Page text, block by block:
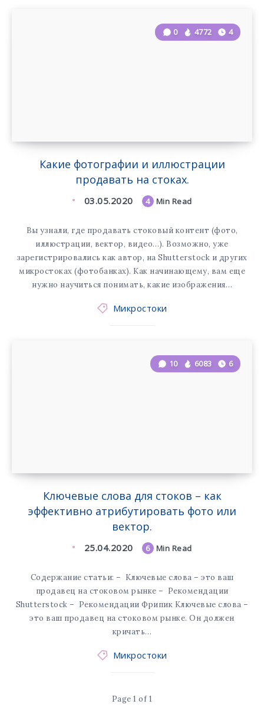
Какие фотографии и иллюстрации
продавать на стоках.
0 4772 4
03.05.2020 4 Min Read
Вы узнали, где продавать стоковый контент (фото,
иллюстрации, вектор, видео…). Возможно, уже
зарегистрировались как автор, на Shutterstock и других
микростоках (фотобанках). Как начинающему, вам еще
нужно научиться понимать, какие изображения…
Микростоки
Ключевые слова для стоков – как
эффективно атрибутировать фото или
вектор.
10 6083 6
25.04.2020 6 Min Read
Содержание статьи: – Ключевые слова – это ваш
продавец на стоковом рынке – Рекомендации
Shutterstock – Рекомендации Фрипик Ключевые слова –
это ваш продавец на стоковом рынке. Он должен
кричать…
Микростоки
Page 1 of 1